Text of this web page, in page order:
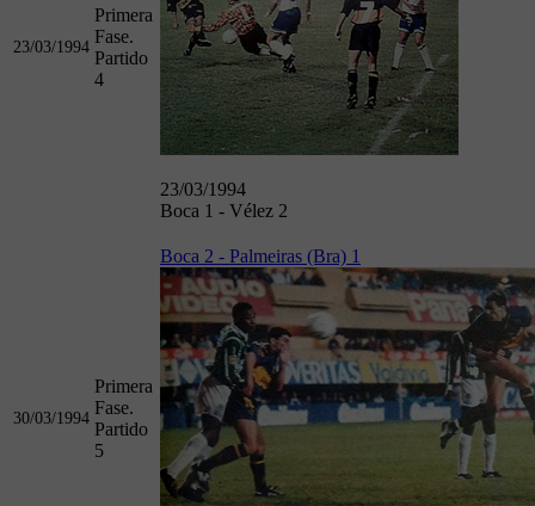
23/03/1994
Primera
Fase.
Partido
4
23/03/1994
Boca 1 - Vélez 2
30/03/1994
Primera
Fase.
Partido
5
Boca 2 - Palmeiras (Bra) 1